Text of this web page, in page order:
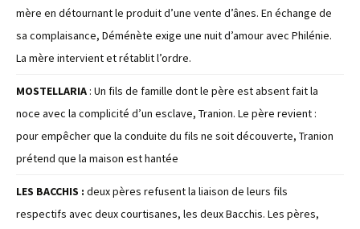
mère en détournant le produit d’une vente d’ânes. En échange de
sa complaisance, Déménète exige une nuit d’amour avec Philénie.
La mère intervient et rétablit l’ordre.
MOSTELLARIA : Un fils de famille dont le père est absent fait la
noce avec la complicité d’un esclave, Tranion. Le père revient :
pour empêcher que la conduite du fils ne soit découverte, Tranion
prétend que la maison est hantée
LES BACCHIS : deux pères refusent la liaison de leurs fils
respectifs avec deux courtisanes, les deux Bacchis. Les pères,